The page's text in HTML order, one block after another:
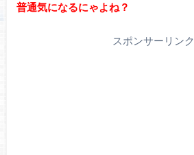
普通気になるにゃよね？
スポンサーリンク